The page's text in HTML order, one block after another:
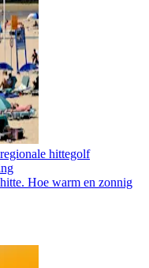
hittegolf
Hoe warm en zonnig